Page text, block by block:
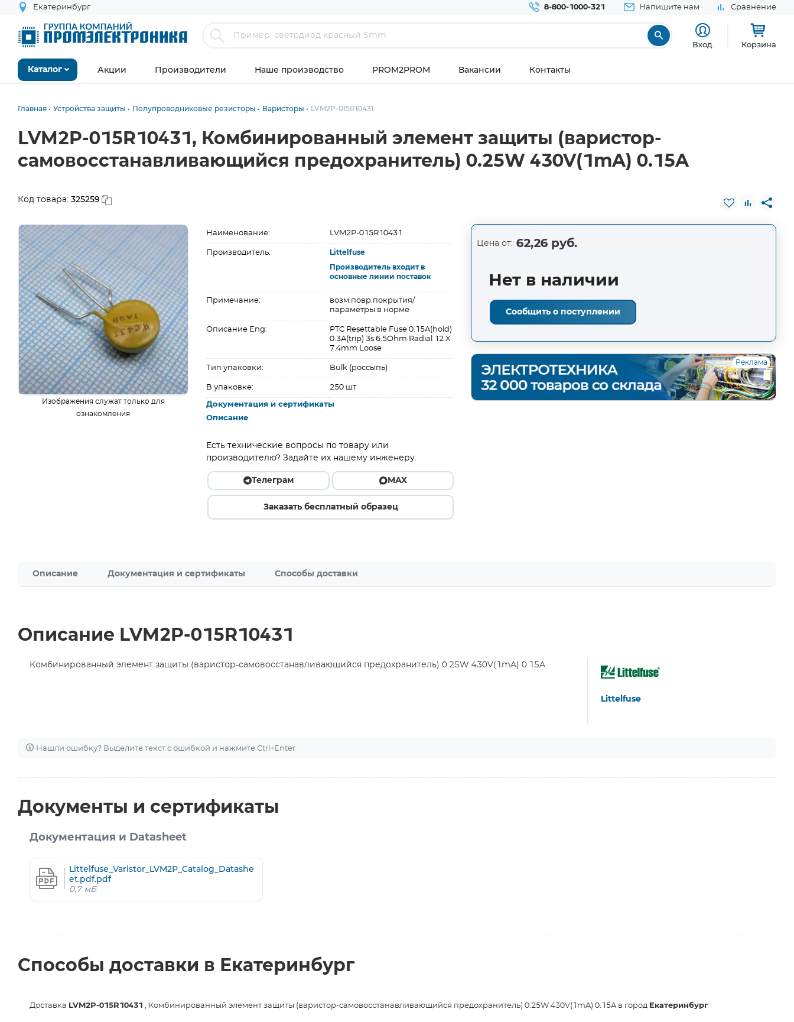
Екатеринбург 8-800-1000-321 Напишите нам Сравнение
Вход Корзина
Каталог Акции Производители Наше производство PROM2PROM Вакансии Контакты
Главная Устройства защиты Полупроводниковые резисторы Варисторы LVM2P-015R10431
LVM2P-015R10431, Комбинированный элемент защиты (варистор-
самовосстанавливающийся предохранитель) 0.25W 430V(1mA) 0.15A
Код товара: 325259
Изображения служат только для
ознакомления
Наименование: LVM2P-015R10431
Производитель: Littelfuse
Производитель входит в
основные линии поставок
Примечание:
возм.повр.покрытия/
параметры в норме
Описание Eng:
PTC Resettable Fuse 0.15A(hold)
0.3A(trip) 3s 6.5Ohm Radial 12 X
7.4mm Loose
Тип упаковки: Bulk (россыпь)
В упаковке: 250 шт
Документация и сертификаты
Описание
Есть технические вопросы по товару или
производителю? Задайте их нашему инженеру.
Телеграм MAX
Заказать бесплатный образец
Цена от: 62,26 руб.
Нет в наличии
Сообщить о поступлении
Реклама
Описание Документация и сертификаты Способы доставки
Описание LVM2P-015R10431
Комбинированный элемент защиты (варистор-самовосстанавливающийся предохранитель) 0.25W 430V(1mA) 0.15A
Littelfuse
Нашли ошибку? Выделите текст с ошибкой и нажмите Ctrl+Enter
Документы и сертификаты
Документация и Datasheet
Littelfuse_Varistor_LVM2P_Catalog_Datashe
et.pdf.pdf
0,7 мБ
Способы доставки в Екатеринбург
Доставка LVM2P-015R10431 , Комбинированный элемент защиты (варистор-самовосстанавливающийся предохранитель) 0.25W 430V(1mA) 0.15A в город Екатеринбург